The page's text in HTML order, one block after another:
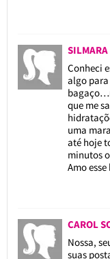
SILMARA
Conheci
algo
que me
uma
até hoje
minutos
Amo
CAROL
Nossa,
suas